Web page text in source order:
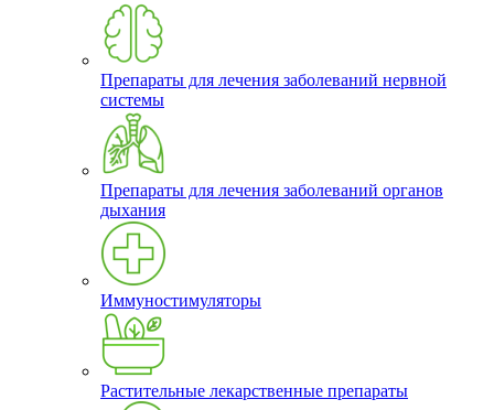
Препараты для лечения заболеваний нервной
системы
Препараты для лечения заболеваний органов
дыхания
Иммуностимуляторы
Растительные лекарственные препараты